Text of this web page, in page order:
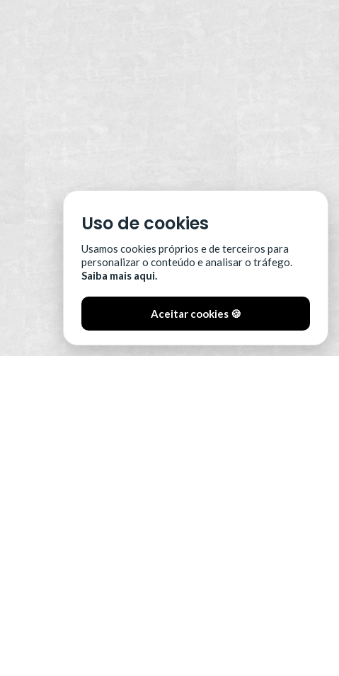
Uso de cookies
Usamos cookies próprios e de terceiros para
personalizar o conteúdo e analisar o tráfego.
Saiba mais aqui.
Aceitar cookies 🍪